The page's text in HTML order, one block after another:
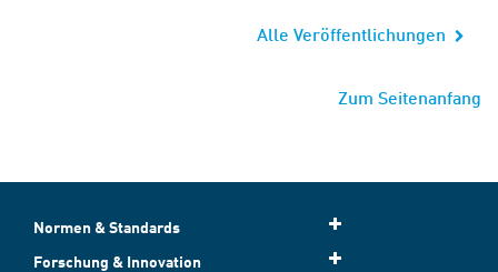
Alle Veröffentlichungen
Zum Seitenanfang
Normen & Standards
Forschung & Innovation